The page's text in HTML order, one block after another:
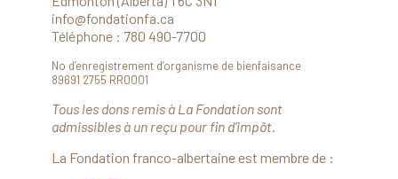
info@fondationfa.ca
Téléphone : 780 490-7700
No d’enregistrement d’organisme de bienfaisance
89691 2755 RR0001
Tous les dons remis à La Fondation sont
admissibles à un reçu pour fin d’impôt.
La Fondation franco-albertaine est membre de :